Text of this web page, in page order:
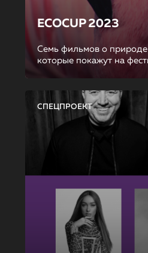
ECOCUP 2023
Семь фильмов о природе
которые покажут на
СПЕЦПРОЕКТ